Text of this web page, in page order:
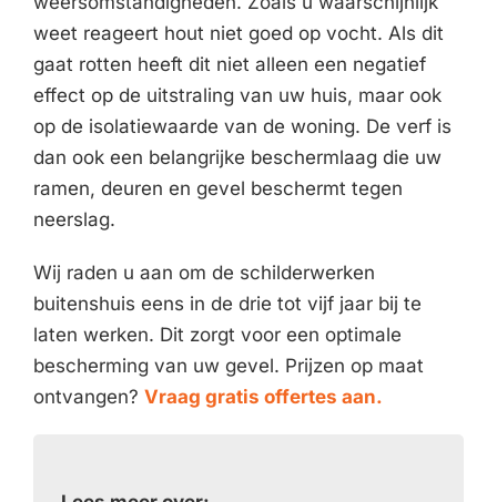
weet reageert hout niet goed op vocht. Als dit
gaat rotten heeft dit niet alleen een negatief
effect op de uitstraling van uw huis, maar ook
op de isolatiewaarde van de woning. De verf is
dan ook een belangrijke beschermlaag die uw
ramen, deuren en gevel beschermt tegen
neerslag.
Wij raden u aan om de schilderwerken
buitenshuis eens in de drie tot vijf jaar bij te
laten werken. Dit zorgt voor een optimale
bescherming van uw gevel. Prijzen op maat
ontvangen? Vraag gratis offertes aan.